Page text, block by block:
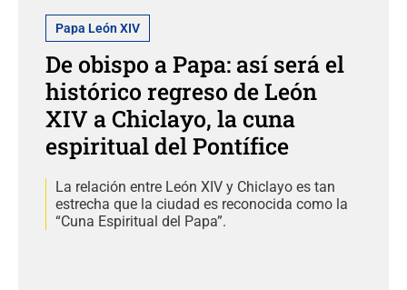
Papa León XIV
De obispo a Papa: así será el
histórico regreso de León
XIV a Chiclayo, la cuna
espiritual del Pontífice
La relación entre León XIV y Chiclayo es tan
estrecha que la ciudad es reconocida como la
“Cuna Espiritual del Papa”.